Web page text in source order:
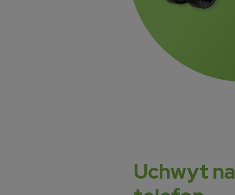
Uchwyt na